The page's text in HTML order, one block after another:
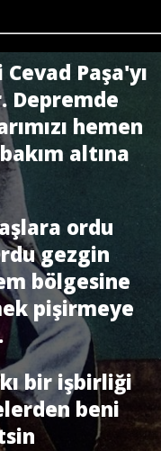
Paşa'yı
Depremde
hemen
altına
ordu
gezgin
bölgesine
pişirmeye
bir işbirliği
beni